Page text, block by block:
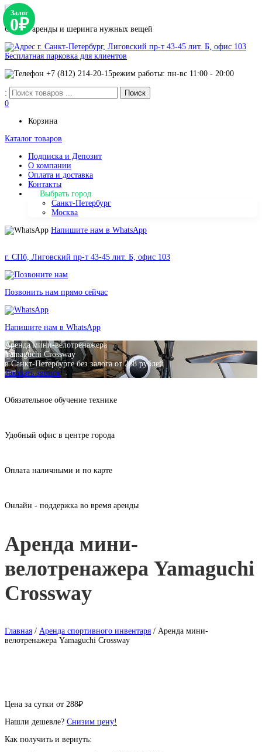
Сервис аренды и шеринга нужных вещей
г. Санкт-Петербург, Лиговский пр-т 43-45 лит. Б, офис 103
Бесплатная парковка для клиентов
+7 (812) 214-20-15режим работы: пн-вс 11:00 - 20:00
:
0
Корзина
Каталог товаров
Подписка и Депозит
О компании
Оплата и доставка
Контакты
Выбрать город
Санкт-Петербург
Москва
Напишите нам в WhatsApp
г. СПб, Лиговский пр-т 43-45 лит. Б, офис 103
Позвонить нам прямо сейчас
Напишите нам в WhatsApp
Аренда мини-велотренажера
Yamaguchi Crossway
в Санкт-Петербурге без залога от 288 рублей
Заказать звонок
Обязательное обучение технике
Удобный офис в центре города
Оплата наличными и по карте
Онлайн - поддержка во время аренды
Аренда мини-
велотренажера Yamaguchi
Crossway
Главная / Аренда спортивного инвентаря / Аренда мини-
велотренажера Yamaguchi Crossway
Залог
0₽
Цена за сутки от 288₽
Нашли дешевле? Снизим цену!
Как получить и вернуть: